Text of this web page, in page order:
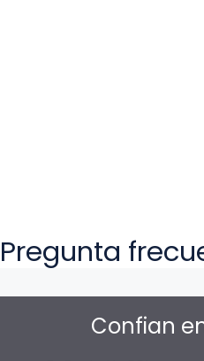
Pregunta
Confian